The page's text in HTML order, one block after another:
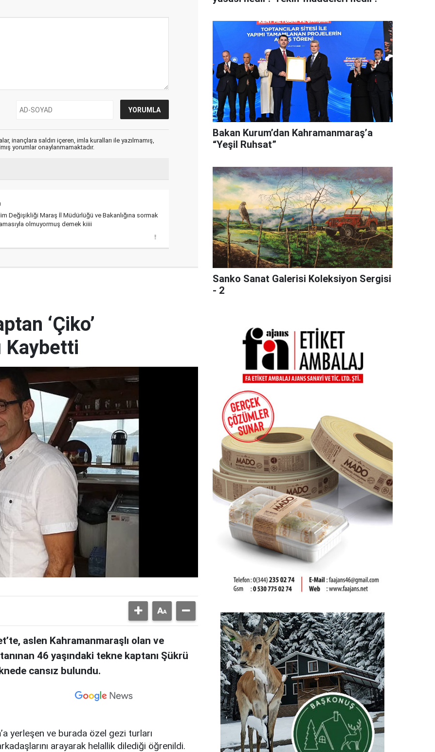
inançlara saldırı içeren, imla kuralları ile yazılmamış,
yorumlar onaylanmamaktadır.
Değişikliği Maraş İl Müdürlüğü ve Bakanlığına sormak
olmuyormuş demek kiiii
Bakan Kurum’dan Kahramanmaraş’a
“Yeşil Ruhsat”
Sanko Sanat Galerisi Koleksiyon Sergisi
- 2
‘Çiko’
Kaybetti
aslen Kahramanmaraşlı olan ve
46 yaşındaki tekne kaptanı Şükrü
cansız bulundu.
yerleşen ve burada özel gezi turları
arayarak helallik dilediği öğrenildi.